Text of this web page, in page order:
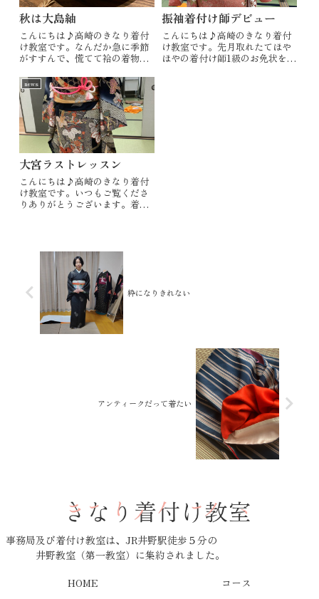
秋は大島紬
こんにちは♪高崎のきなり着付
け教室です。なんだか急に季節
がすすんで、慌てて袷の着物を
も日本の気候の変化と着物のル
ールがズレてきていると感じて
おります。年間300日着物を着
ている身としては、単の季節を
もっともっと伸...
振袖着付け師デビュー
こんにちは♪高崎のきなり着付
け教室です。先月取れたてほや
ほやの着付け師1級のお免状を引
news
大宮ラストレッスン
こんにちは♪高崎のきなり着付
け教室です。いつもご覧くださ
りありがとうございます。着付
より人に着せる方が難しいです
し、経験もほとんどなかったか
らです。しかし「...
粋になりきれない
アンティークだって着たい
事務局及び着付け教室は、JR井野駅徒歩５分の
井野教室（第一教室）に集約されました。
HOME
コース